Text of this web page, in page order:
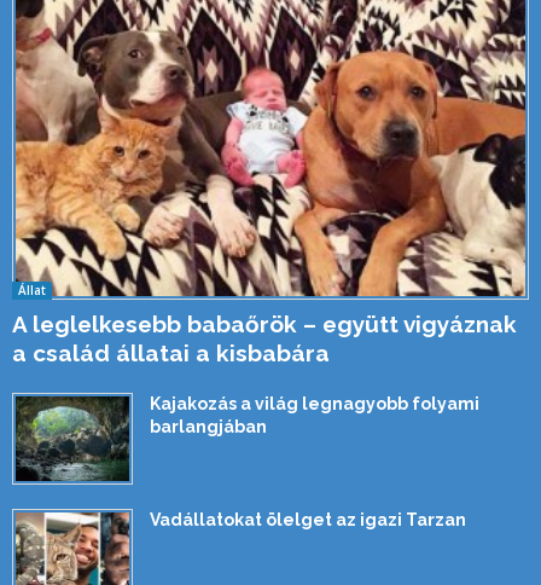
Állat
A leglelkesebb babaőrök – együtt vigyáznak
a család állatai a kisbabára
Kajakozás a világ legnagyobb folyami
barlangjában
Vadállatokat ölelget az igazi Tarzan